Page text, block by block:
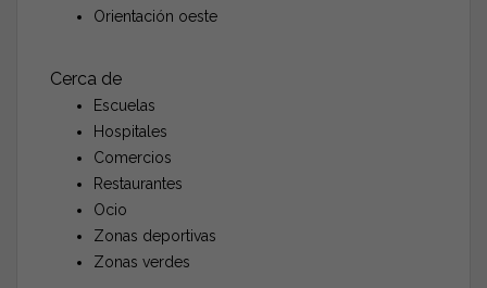
Orientación oeste
Cerca de
Escuelas
Hospitales
Comercios
Restaurantes
Ocio
Zonas deportivas
Zonas verdes